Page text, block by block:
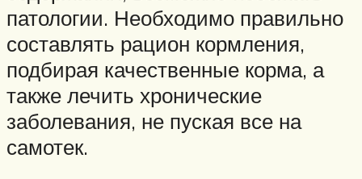
патологии. Необходимо правильно
составлять рацион кормления,
подбирая качественные корма, а
также лечить хронические
заболевания, не пуская все на
самотек.